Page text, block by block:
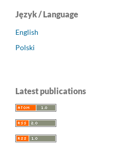
Język / Language
English
Polski
Latest publications